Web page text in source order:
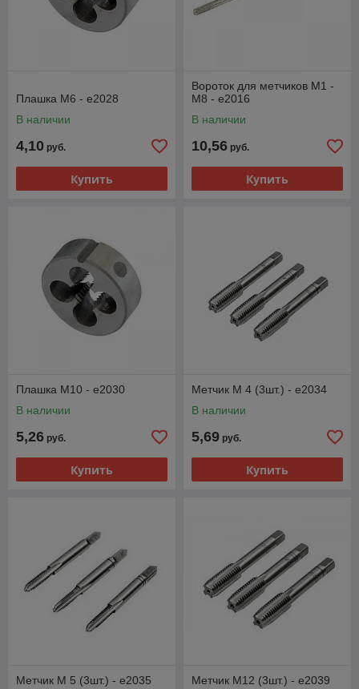
Плашка М6 - e2028
В наличии
4,10 руб.
Купить
Вороток для метчиков M1 -
M8 - e2016
В наличии
10,56 руб.
Купить
Плашка М10 - e2030
В наличии
5,26 руб.
Купить
Метчик M 4 (3шт.) - e2034
В наличии
5,69 руб.
Купить
Метчик M 5 (3шт.) - e2035 Метчик M12 (3шт.) - e2039